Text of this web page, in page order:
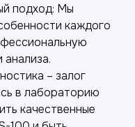
подход: Мы
каждого
– залог
в лабораторию
качественные
и